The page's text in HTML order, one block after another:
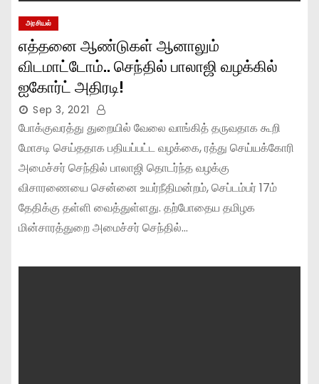
அரசியல்
எத்தனை ஆண்டுகள் ஆனாலும்
விடமாட்டோம்.. செந்தில் பாலாஜி வழக்கில்
ஐகோர்ட் அதிரடி!
Sep 3, 2021
போக்குவரத்து துறையில் வேலை வாங்கித் தருவதாக கூறி
மோசடி செய்ததாக பதியப்பட்ட வழக்கை, ரத்து செய்யக்கோரி
அமைச்சர் செந்தில் பாலாஜி தொடர்ந்த வழக்கு
விசாரணையை சென்னை உயர்நீதிமன்றம், செப்டம்பர் 17ம்
தேதிக்கு தள்ளி வைத்துள்ளது. தற்போதைய தமிழக
மின்சாரத்துறை அமைச்சர் செந்தில்…